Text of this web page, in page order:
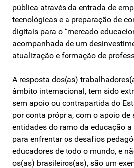
pública através da entrada de
tecnológicas e a preparação de
digitais para o “mercado
acompanhada de um
atualização e formação de
A resposta dos(as)
âmbito internacional, tem sido
sem apoio ou contrapartida do
por conta própria, com o apoio de
entidades do ramo da educação
para enfrentar os desafios
educadores de todo o mundo, e
os(as) brasileiros(as), são um